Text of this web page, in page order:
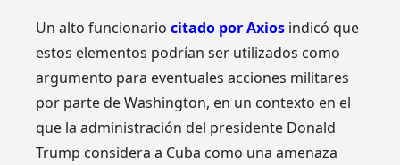
Un alto funcionariocitado por Axios indicó que
estos elementos podrían ser utilizados como
argumento para eventuales acciones militares
por parte de Washington, en un contexto en el
que la administración del presidente Donald
Trump considera a Cuba como una amenaza